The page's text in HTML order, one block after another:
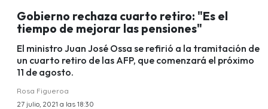
Gobierno rechaza cuarto retiro: "Es el
tiempo de mejorar las pensiones"
El ministro Juan José Ossa se refirió a la tramitación de
un cuarto retiro de las AFP, que comenzará el próximo
11 de agosto.
Rosa Figueroa
27 julio, 2021 a las 18:30